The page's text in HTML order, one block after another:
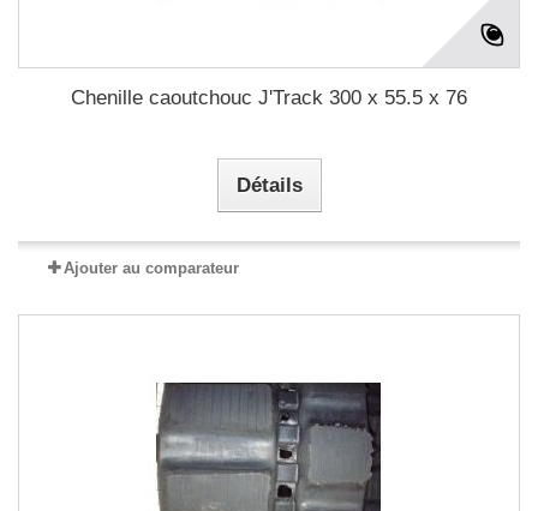
Chenille caoutchouc J'Track 300 x 55.5 x 76
Détails
Ajouter au comparateur